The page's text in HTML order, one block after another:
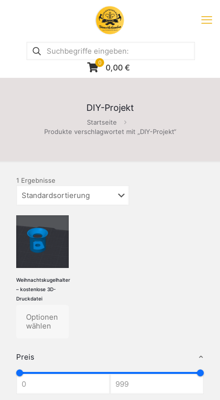
0 0,00 €
DIY-Projekt
Startseite
Produkte verschlagwortet mit „DIY-Projekt“
Preis
1 Ergebnisse
Weihnachtskugelhalter
– kostenlose 3D-
Druckdatei
Optionen
wählen